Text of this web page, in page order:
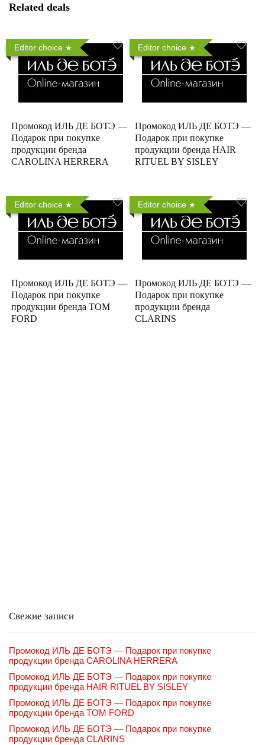
Related deals
Editor choice
Промокод ИЛЬ ДЕ БОТЭ —
Подарок при покупке
продукции бренда
CAROLINA HERRERA
Editor choice
Промокод ИЛЬ ДЕ БОТЭ —
Подарок при покупке
продукции бренда HAIR
RITUEL BY SISLEY
Editor choice
Промокод ИЛЬ ДЕ БОТЭ —
Подарок при покупке
продукции бренда TOM
FORD
Editor choice
Промокод ИЛЬ ДЕ БОТЭ —
Подарок при покупке
продукции бренда
CLARINS
Свежие записи
Промокод ИЛЬ ДЕ БОТЭ — Подарок при покупке
продукции бренда CAROLINA HERRERA
Промокод ИЛЬ ДЕ БОТЭ — Подарок при покупке
продукции бренда HAIR RITUEL BY SISLEY
Промокод ИЛЬ ДЕ БОТЭ — Подарок при покупке
продукции бренда TOM FORD
Промокод ИЛЬ ДЕ БОТЭ — Подарок при покупке
продукции бренда CLARINS